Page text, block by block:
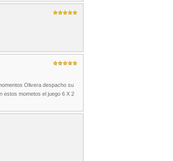
Olivera despacho su
estos mometos el juego 6 X 2